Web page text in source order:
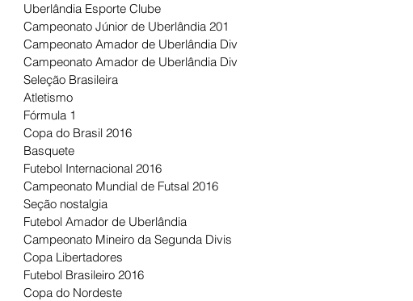
Uberlândia Esporte Clube
Campeonato Júnior de Uberlândia 201
Campeonato Amador de Uberlândia Div
Campeonato Amador de Uberlândia Div
Seleção Brasileira
Atletismo
Fórmula 1
Copa do Brasil 2016
Basquete
Futebol Internacional 2016
Campeonato Mundial de Futsal 2016
Seção nostalgia
Futebol Amador de Uberlândia
Campeonato Mineiro da Segunda Divis
Copa Libertadores
Futebol Brasileiro 2016
Copa do Nordeste